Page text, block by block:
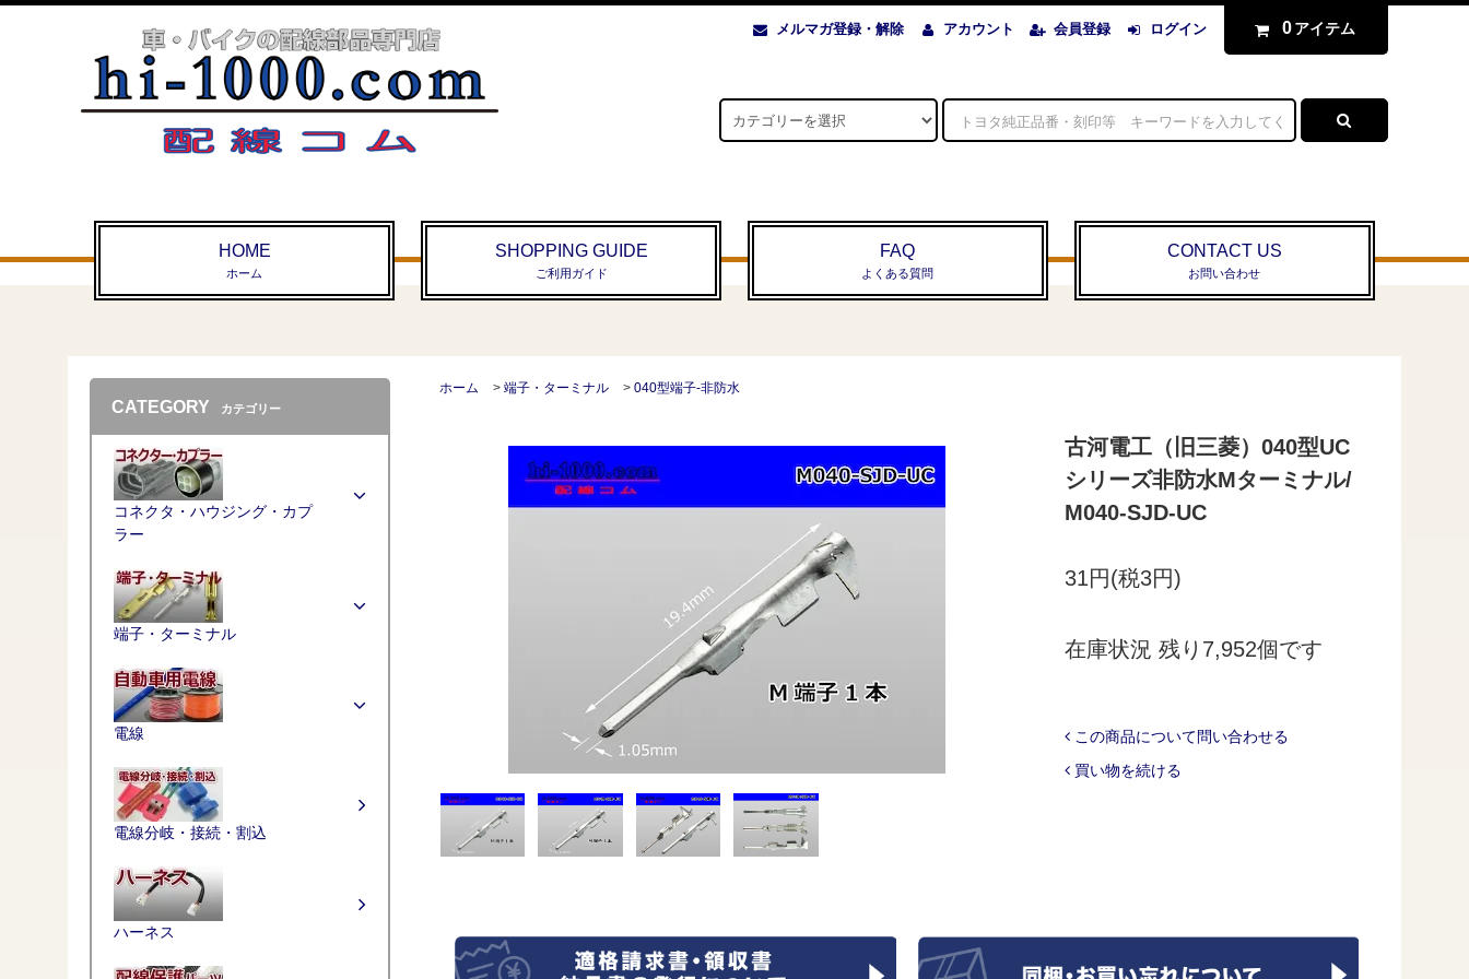
メルマガ登録・解除 アカウント 会員登録 ログイン 0 アイテム
HOME
ホーム
SHOPPING GUIDE
ご利用ガイド
FAQ
よくある質問
CONTACT US
お問い合わせ
ホーム > 端子・ターミナル > 040型端子-非防水
古河電工（旧三菱）040型UC
シリーズ非防水Mターミナル/
M040-SJD-UC
31円(税3円)
在庫状況 残り7,952個です
この商品について問い合わせる
買い物を続ける
CATEGORY カテゴリー
コネクタ・ハウジング・カプ
ラー
端子・ターミナル
電線
電線分岐・接続・割込
ハーネス